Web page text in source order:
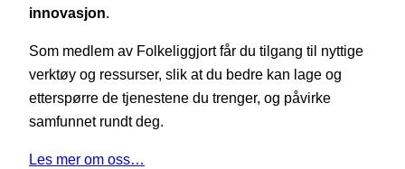
innovasjon.
Som medlem av Folkeliggjort får du tilgang til nyttige
verktøy og ressurser, slik at du bedre kan lage og
etterspørre de tjenestene du trenger, og påvirke
samfunnet rundt deg.
Les mer om oss…